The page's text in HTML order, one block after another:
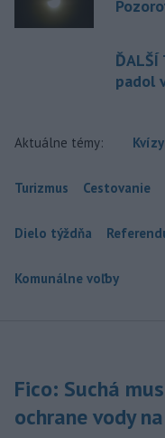
ĎALŠÍ
padol
Aktuálne témy: Kvízy
Turizmus Cestovanie
Dielo týždňa
Komunálne voľby
Fico: Suchá
ochrane vody